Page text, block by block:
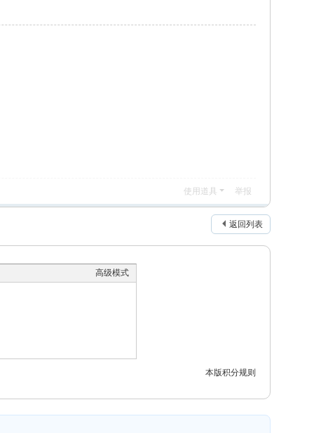
使用道具 举报
返回列表
高级模式
本版积分规则